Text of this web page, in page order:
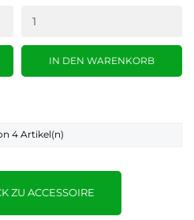
IN DEN WARENKORB
4 Artikel(n)
ZU ACCESSOIRE